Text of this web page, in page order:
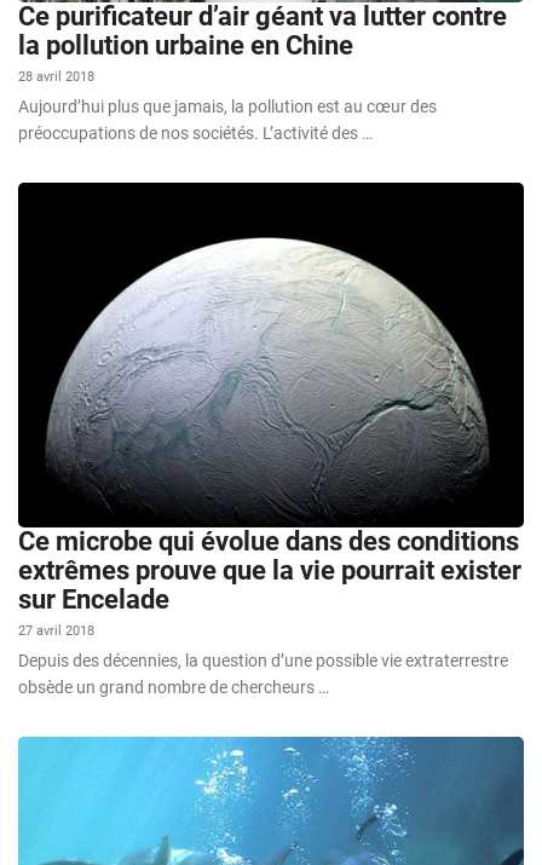
Ce purificateur d’air géant va lutter contre
la pollution urbaine en Chine
28 avril 2018
Aujourd’hui plus que jamais, la pollution est au cœur des
préoccupations de nos sociétés. L’activité des …
Ce microbe qui évolue dans des conditions
extrêmes prouve que la vie pourrait exister
sur Encelade
27 avril 2018
Depuis des décennies, la question d’une possible vie extraterrestre
obsède un grand nombre de chercheurs …